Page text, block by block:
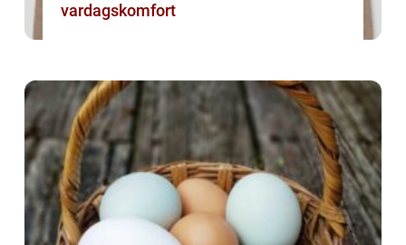
vardagskomfort